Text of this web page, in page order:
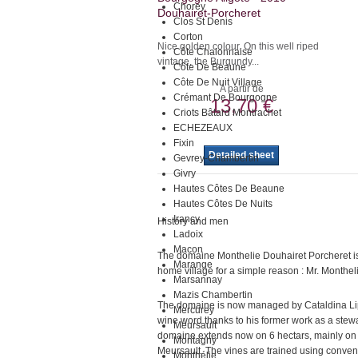
Chorey
Clos St Denis
Corton
Côte Chalonnaise
Côte De Beaune
Côte De Nuit Village
Crémant De Bourgogne
Criots Bâtard Montrachet
ECHEZEAUX
Fixin
Gevrey-Chambertin
Givry
Hautes Côtes De Beaune
Hautes Côtes De Nuits
Irancy
Ladoix
Macon
Marange
Marsannay
Mazis Chambertin
Mercurey
Meursault
Montagny
Monthélie
Douhairet-Porcheret
Nice golden colour. On this well riped
vintage, the Burgundy...
A partir de
13,70 €
Detailed sheet
History and men
The domaine Monthelie Douhairet Porcheret
home village for a simple reason : Mr.
The domaine is now managed by Cataldina
wine word thanks to his former work as a
domaine extends now on 6 hectars, mainly
Meursault. The vines are trained using